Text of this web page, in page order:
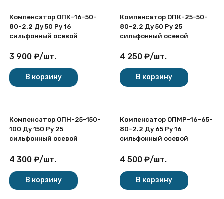
Компенсатор ОПК-16-50-
80-2.2 Ду 50 Ру 16
сильфонный осевой
3 900 ₽/шт.
В корзину
Компенсатор ОПК-25-50-
80-2.2 Ду 50 Ру 25
сильфонный осевой
4 250 ₽/шт.
В корзину
Компенсатор ОПН-25-150-
100 Ду 150 Ру 25
сильфонный осевой
4 300 ₽/шт.
В корзину
Компенсатор ОПМР-16-65-
80-2.2 Ду 65 Ру 16
сильфонный осевой
4 500 ₽/шт.
В корзину